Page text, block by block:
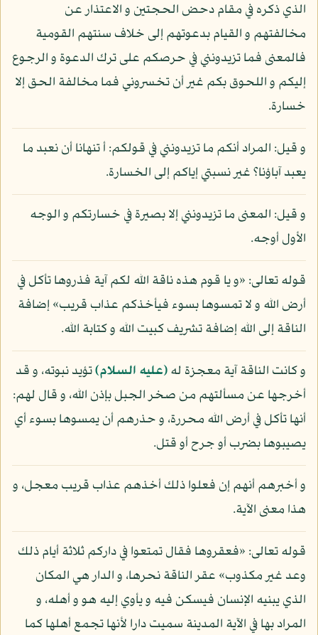
الذي ذكره في مقام دحض الحجتين و الاعتذار عن
مخالفتهم و القيام بدعوتهم إلى خلاف سنتهم القومية
فالمعنى فما تزيدونني في حرصكم على ترك الدعوة و الرجوع
إليكم و اللحوق بكم غير أن تخسروني فما مخالفة الحق إلا
خسارة.
و قيل: المراد أنكم ما تزيدونني في قولكم: أ تنهانا أن نعبد ما
يعبد آباؤنا؟ غير نسبتي إياكم إلى الخسارة.
و قيل: المعنى ما تزيدونني إلا بصيرة في خسارتكم و الوجه
الأول أوجه.
قوله تعالى: «و يا قوم هذه ناقة الله لكم آية فذروها تأكل في
أرض الله و لا تمسوها بسوء فيأخذكم عذاب قريب» إضافة
الناقة إلى الله إضافة تشريف كبيت الله و كتابة الله.
و كانت الناقة آية معجزة له(عليه السلام)تؤيد نبوته، و قد
أخرجها عن مسألتهم من صخر الجبل بإذن الله، و قال لهم:
أنها تأكل في أرض الله محررة، و حذرهم أن يمسوها بسوء أي
يصيبوها بضرب أو جرح أو قتل.
و أخبرهم أنهم إن فعلوا ذلك أخذهم عذاب قريب معجل، و
هذا معنى الآية.
قوله تعالى: «فعقروها فقال تمتعوا في داركم ثلاثة أيام ذلك
وعد غير مكذوب» عقر الناقة نحرها، و الدار هي المكان
الذي يبنيه الإنسان فيسكن فيه و يأوي إليه هو و أهله، و
المراد بها في الآية المدينة سميت دارا لأنها تجمع أهلها كما